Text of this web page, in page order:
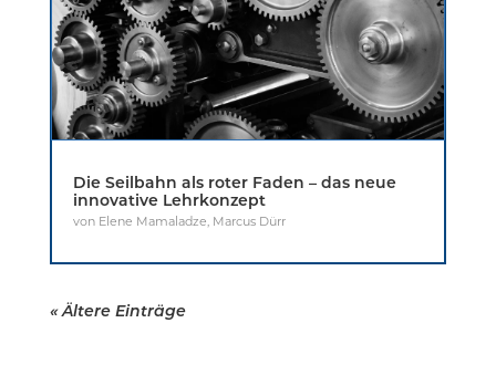
Die Seilbahn als roter Faden – das neue
innovative Lehrkonzept
von Elene Mamaladze, Marcus Dürr
« Ältere Einträge